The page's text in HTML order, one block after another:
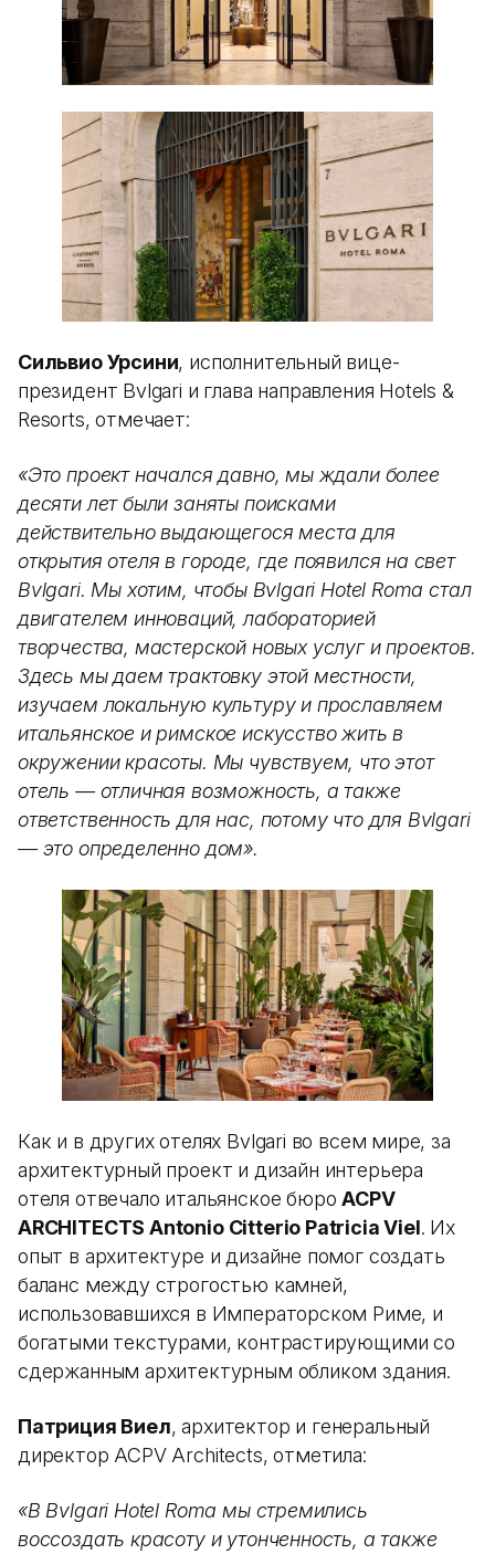
Сильвио Урсини, исполнительный вице-
президент Bvlgari и глава направления Hotels &
Resorts, отмечает:
«Это проект начался давно, мы ждали более
десяти лет были заняты поисками
действительно выдающегося места для
открытия отеля в городе, где появился на свет
Bvlgari. Мы хотим, чтобы Bvlgari Hotel Roma стал
двигателем инноваций, лабораторией
творчества, мастерской новых услуг и проектов.
Здесь мы даем трактовку этой местности,
изучаем локальную культуру и прославляем
итальянское и римское искусство жить в
окружении красоты. Мы чувствуем, что этот
отель — отличная возможность, а также
ответственность для нас, потому что для Bvlgari
— это определенно дом».
Как и в других отелях Bvlgari во всем мире, за
архитектурный проект и дизайн интерьера
отеля отвечало итальянское бюроACPV
ARCHITECTS Antonio Citterio Patricia Viel. Их
опыт в архитектуре и дизайне помог создать
баланс между строгостью камней,
использовавшихся в Императорском Риме, и
богатыми текстурами, контрастирующими со
сдержанным архитектурным обликом здания.
Патриция Виел, архитектор и генеральный
директор ACPV Architects, отметила:
«В Bvlgari Hotel Roma мы стремились
воссоздать красоту и утонченность, а также